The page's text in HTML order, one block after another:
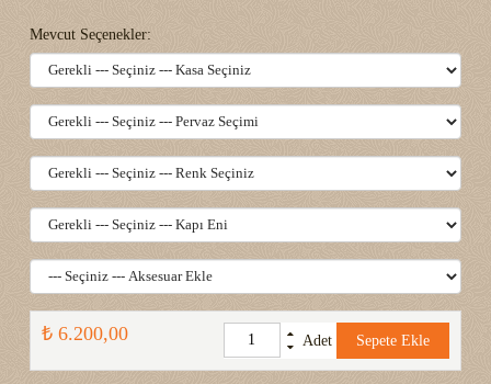
Mevcut Seçenekler:
₺ 6.200,00 Adet Sepete Ekle